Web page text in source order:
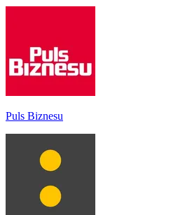
Puls Biznesu